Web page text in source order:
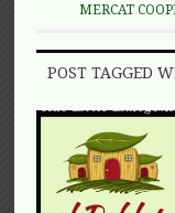
MERCAT
POST TAGGED